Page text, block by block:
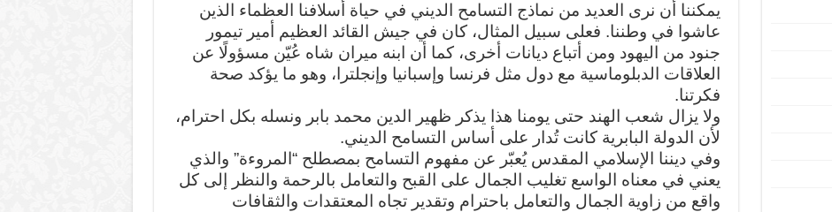
يمكننا أن نرى العديد من نماذج التسامح الديني في حياة أسلافنا العظماء الذين
عاشوا في وطننا. فعلى سبيل المثال، كان في جيش القائد العظيم أمير تيمور
جنود من اليهود ومن أتباع ديانات أخرى، كما أن ابنه ميران شاه عُيّن مسؤولًا عن
العلاقات الدبلوماسية مع دول مثل فرنسا وإسبانيا وإنجلترا، وهو ما يؤكد صحة
فكرتنا.
ولا يزال شعب الهند حتى يومنا هذا يذكر ظهير الدين محمد بابر ونسله بكل احترام،
لأن الدولة البابرية كانت تُدار على أساس التسامح الديني.
وفي ديننا الإسلامي المقدس يُعبّر عن مفهوم التسامح بمصطلح “المروءة” والذي
يعني في معناه الواسع تغليب الجمال على القبح والتعامل بالرحمة والنظر إلى كل
واقع من زاوية الجمال والتعامل باحترام وتقدير تجاه المعتقدات والثقافات